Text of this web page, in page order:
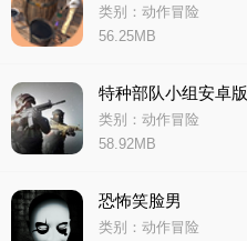
类别：动作冒险
56.25MB
特种部队小组安卓版
类别：动作冒险
58.92MB
恐怖笑脸男
类别：动作冒险